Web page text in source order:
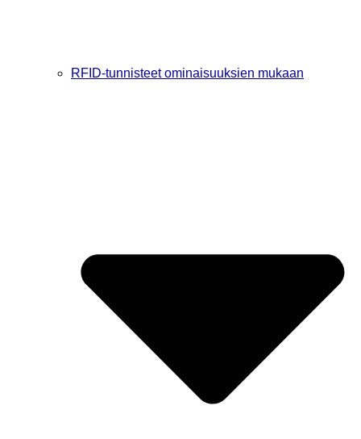
RFID-tunnisteet ominaisuuksien mukaan